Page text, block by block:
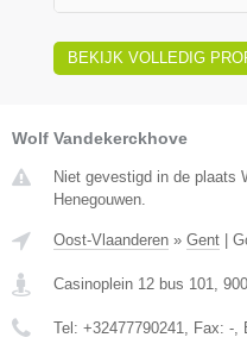
BEKIJK VOLLEDIG
Wolf Vandekerckhove
Niet gevestigd in de plaats
Henegouwen.
Oost-Vlaanderen » Gent
Casinoplein 12 bus 101
Tel: +32477790241 , Fax: -